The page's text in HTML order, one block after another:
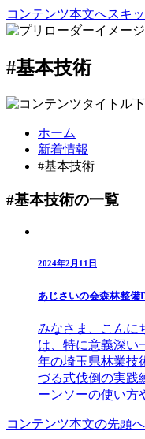
コンテンツ本文へスキ
#基本技術
ホーム
新着情報
#基本技術
#基本技術の一覧
2024年2月11日
あじさいの会森林整備
みなさま、こんに
は、特に意義深い
年の埼玉県林業技
づる式伐倒の実践
ーンソーの使い
コンテンツ本文の先頭